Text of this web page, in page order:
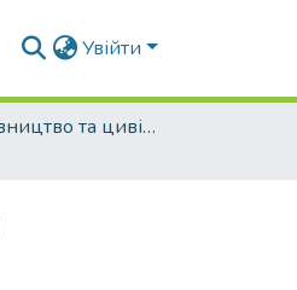
Увійти
192 Будівництво та цивільна інженерія. Теплогазопостачання і вентиляція